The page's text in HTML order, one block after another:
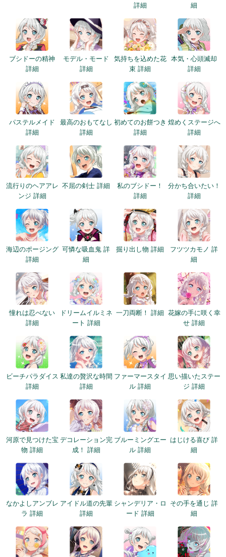
詳細
細
ブシドーの精神
詳細
モデル・モード
詳細
気持ちを込めた花
束 詳細
本気・心頭滅却
詳細
パステルメイド
詳細
最高のおもてなし
詳細
初めてのお餅つき
詳細
煌めくステージへ
詳細
流行りのヘアアレ
ンジ 詳細
不屈の剣士 詳細
私のブシドー！
詳細
分かち合いたい！
詳細
海辺のポージング
詳細
可憐な吸血鬼 詳
細
掘り出し物 詳細
フツツカモノ 詳
細
憧れは忍べない
詳細
ドリームイルミネ
ート 詳細
一刀両断！ 詳細 花嫁の手に咲く幸
せ 詳細
ビーチパラダイス
詳細
私達の贅沢な時間
詳細
ファーマースタイ
ル 詳細
思い描いたステー
ジ 詳細
河原で見つけた宝
物 詳細
デコレーション完
成！ 詳細
ブルーミングエー
ル 詳細
はじける喜び 詳
細
なかよしアンブレ
ラ 詳細
アイドル道の先輩
詳細
シャンデリア・ロ
ード 詳細
その手を通じ 詳
細